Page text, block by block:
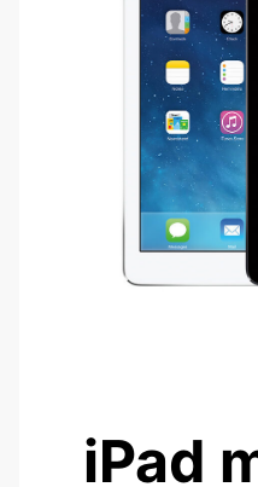
iPad